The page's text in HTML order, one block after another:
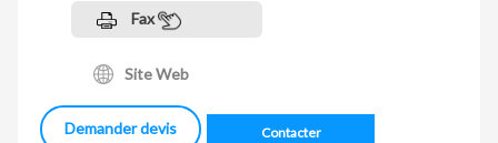
Fax
Site Web
Demander devis Contacter